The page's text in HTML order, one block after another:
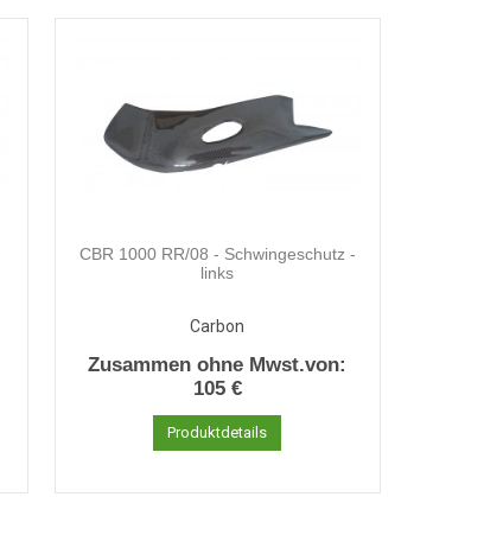
CBR 1000 RR/08 - Schwingeschutz -
links
Carbon
Zusammen ohne Mwst.von:
105 €
Produktdetails